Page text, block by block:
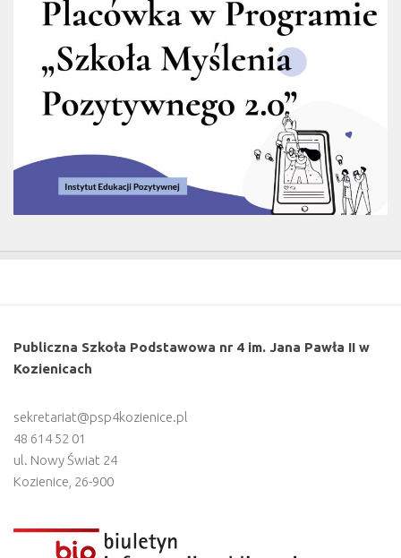
Publiczna Szkoła Podstawowa nr 4 im. Jana Pawła II w
Kozienicach
sekretariat@psp4kozienice.pl
48 614 52 01
ul. Nowy Świat 24
Kozienice 26-900